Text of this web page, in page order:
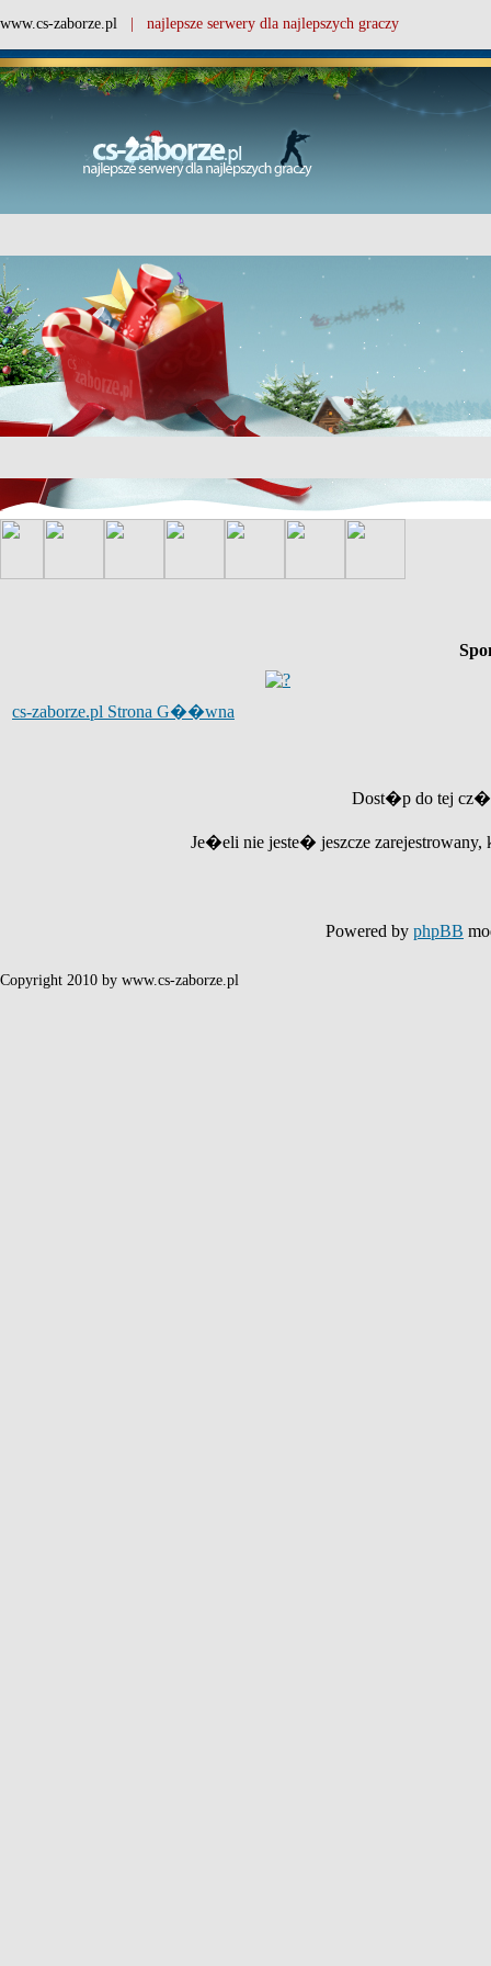
www.cs-zaborze.pl | najlepsze serwery dla najlepszych graczy
cs-zaborze.pl Strona G��wna
Dost�p do tej
Je�eli nie jeste� jeszcze
Powered by phpBB
Copyright 2010 by www.cs-zaborze.pl